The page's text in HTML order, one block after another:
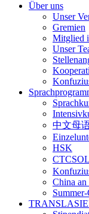
Über uns
Unser
Gremien
Mitglied
Unser
中文母
HSK
China an